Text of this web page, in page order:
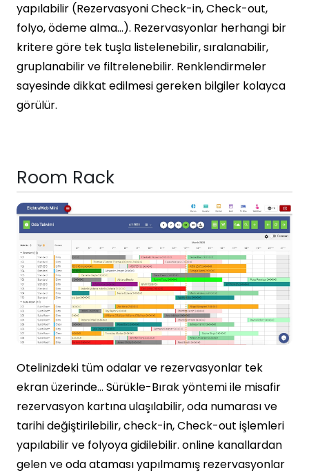
yapılabilir (Rezervasyoni Check-in, Check-out,
folyo, ödeme alma…). Rezervasyonlar herhangi bir
kritere göre tek tuşla listelenebilir, sıralanabilir,
gruplanabilir ve filtrelenebilir. Renklendirmeler
sayesinde dikkat edilmesi gereken bilgiler kolayca
görülür.
Room Rack
Otelinizdeki tüm odalar ve rezervasyonlar tek
ekran üzerinde… Sürükle-Bırak yöntemi ile misafir
rezervasyon kartına ulaşılabilir, oda numarası ve
tarihi değiştirilebilir, check-in, Check-out işlemleri
yapılabilir ve folyoya gidilebilir. online kanallardan
gelen ve oda ataması yapılmamış rezervasyonlar